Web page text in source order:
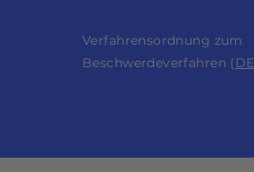
Verfahrensordnung zum
Beschwerdeverfahren (DE